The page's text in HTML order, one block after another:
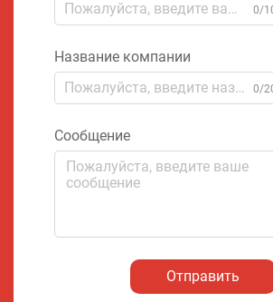
0/
Название компании
0/
Сообщение
Отправить